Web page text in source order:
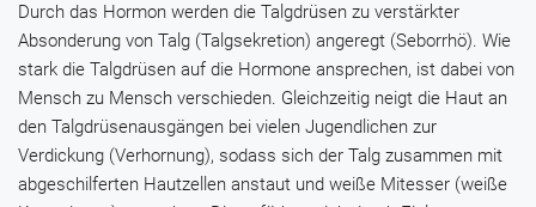
Durch das Hormon werden die Talgdrüsen zu verstärkter
Absonderung von Talg (Talgsekretion) angeregt (Seborrhö). Wie
stark die Talgdrüsen auf die Hormone ansprechen, ist dabei von
Mensch zu Mensch verschieden. Gleichzeitig neigt die Haut an
den Talgdrüsenausgängen bei vielen Jugendlichen zur
Verdickung (Verhornung), sodass sich der Talg zusammen mit
abgeschilferten Hautzellen anstaut und weiße Mitesser (weiße